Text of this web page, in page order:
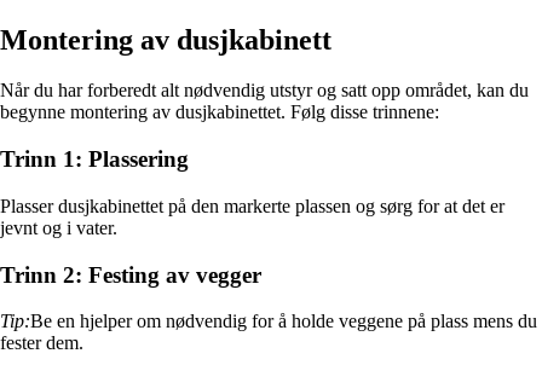
Montering av dusjkabinett
Når du har forberedt alt nødvendig utstyr og satt opp området, kan du
begynne montering av dusjkabinettet. Følg disse trinnene:
Trinn 1: Plassering
Plasser dusjkabinettet på den markerte plassen og sørg for at det er
jevnt og i vater.
Trinn 2: Festing av vegger
Tip:Be en hjelper om nødvendig for å holde veggene på plass mens du
fester dem.